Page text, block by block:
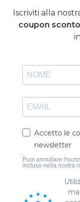
Iscriviti alla
coupon
Accetto le
newsletter
Puoi annullare
incluso nella nostra